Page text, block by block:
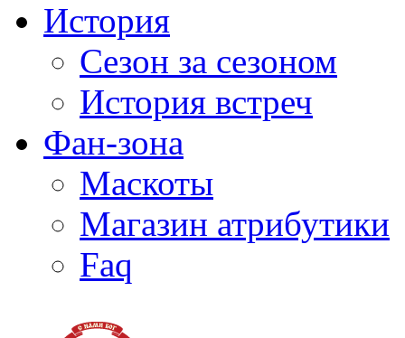
История
Сезон за сезоном
История встреч
Фан-зона
Маскоты
Магазин атрибутики
Faq